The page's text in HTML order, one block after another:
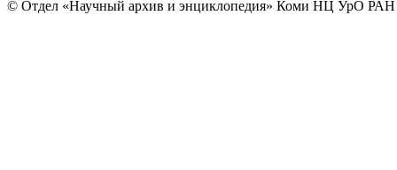
© Отдел «Научный архив и энциклопедия» Коми НЦ УрО РАН